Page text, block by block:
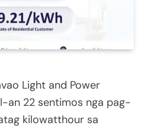
Light and Power
an 22 sentimos nga pag-
kilowatthour sa